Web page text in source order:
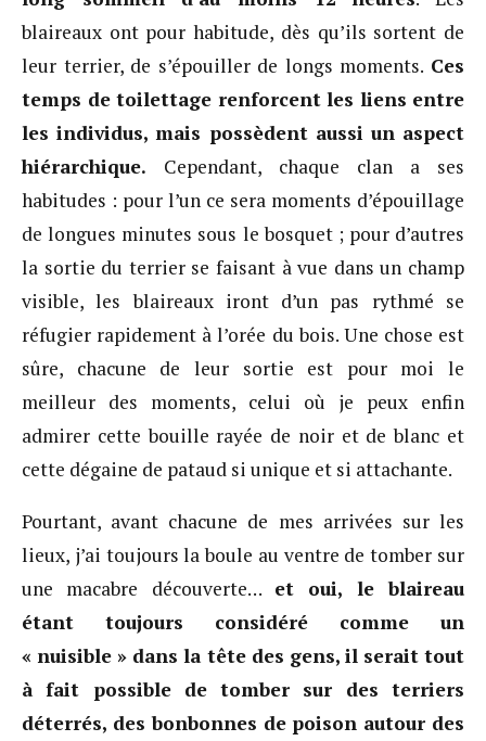
blaireaux ont pour habitude, dès qu’ils sortent de
leur terrier, de s’épouiller de longs moments. Ces
temps de toilettage renforcent les liens entre
les individus, mais possèdent aussi un aspect
hiérarchique. Cependant, chaque clan a ses
habitudes : pour l’un ce sera moments d’épouillage
de longues minutes sous le bosquet ; pour d’autres
la sortie du terrier se faisant à vue dans un champ
visible, les blaireaux iront d’un pas rythmé se
réfugier rapidement à l’orée du bois. Une chose est
sûre, chacune de leur sortie est pour moi le
meilleur des moments, celui où je peux enfin
admirer cette bouille rayée de noir et de blanc et
cette dégaine de pataud si unique et si attachante.
Pourtant, avant chacune de mes arrivées sur les
lieux, j’ai toujours la boule au ventre de tomber sur
une macabre découverte… et oui, le blaireau
étant toujours considéré comme un
« nuisible » dans la tête des gens, il serait tout
à fait possible de tomber sur des terriers
déterrés, des bonbonnes de poison autour des